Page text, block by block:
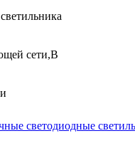
сети,В
светодиодные